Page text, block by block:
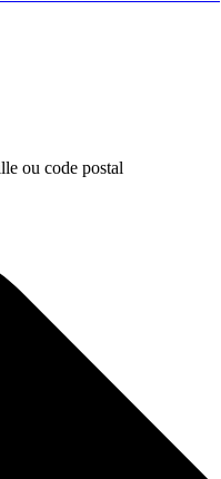
ou code postal